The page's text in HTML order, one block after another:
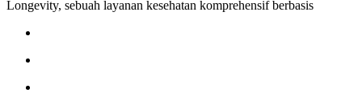
Longevity, sebuah layanan kesehatan komprehensif berbasis